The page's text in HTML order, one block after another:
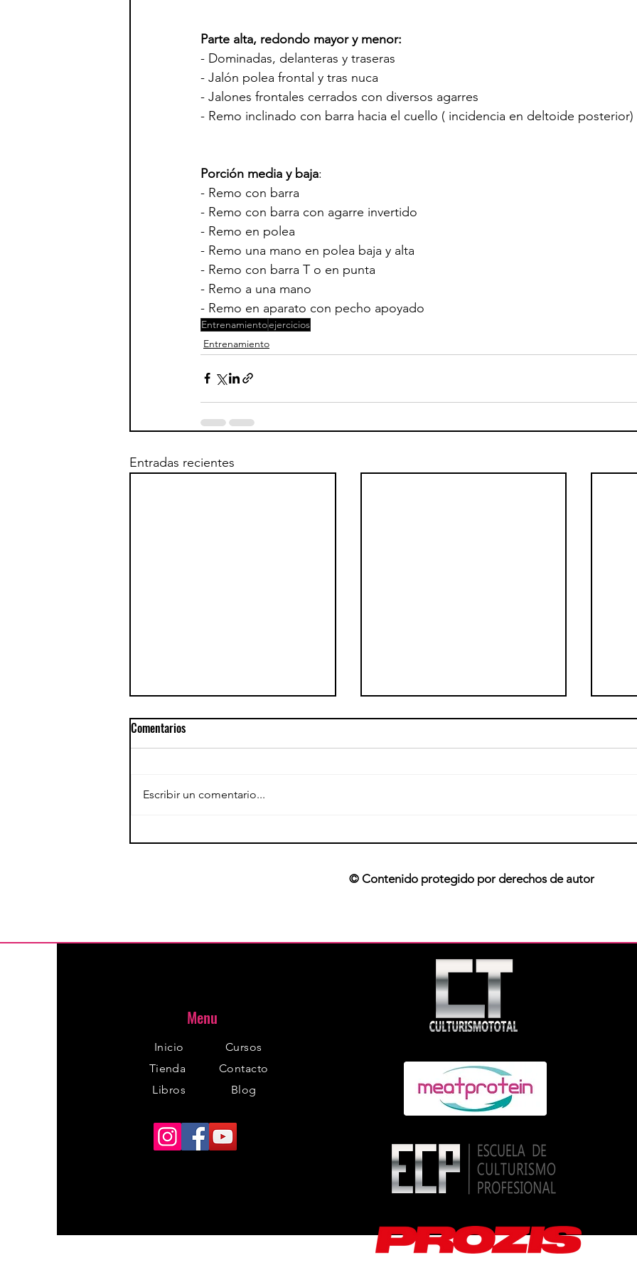
Parte alta, redondo mayor y menor:
- Dominadas, delanteras y traseras
- Jalón polea frontal y tras nuca
- Jalones frontales cerrados con diversos agarres
- Remo inclinado con barra hacia el cuello ( incidencia en deltoide posterior)
Porción media y baja:
- Remo con barra
- Remo con barra con agarre invertido
- Remo en polea
- Remo una mano en polea baja y alta
- Remo con barra T o en punta
- Remo a una mano
- Remo en aparato con pecho apoyado
Entrenamientoejercicios
Entrenamiento
Entradas recientes
Guia para princpiantes
Comentarios
Escribir un comentario...
© Contenido protegido por derechos de autor
Menu
Inicio
Tienda
Libros
Cursos
Contacto
Blog